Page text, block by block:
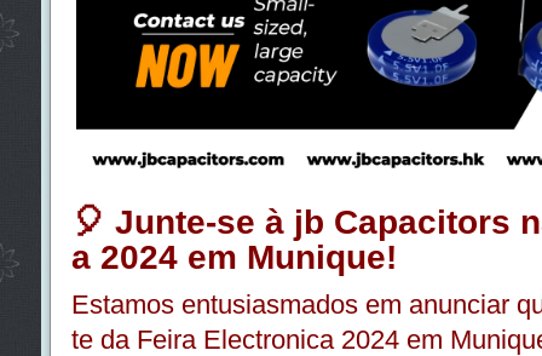
🎈 Junte-se à jb Capacitors
a 2024 em Munique!
Estamos entusiasmados em anunciar
te da Feira Electronica 2024 em